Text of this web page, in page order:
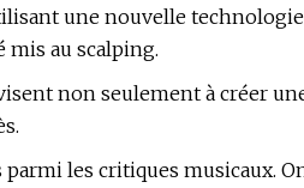
une nouvelle
au scalping.
non seulement à créer
les critiques musicaux.